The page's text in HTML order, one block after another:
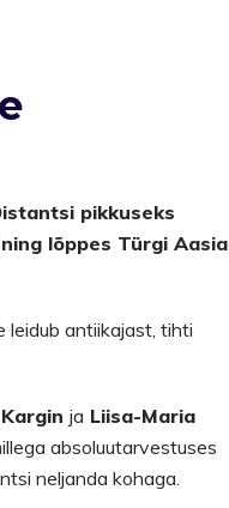
pikkuseks
lõppes Türgi Aasia
leidub antiikajast, tihti
ja Liisa-Maria
absoluutarvestuses
neljanda kohaga.